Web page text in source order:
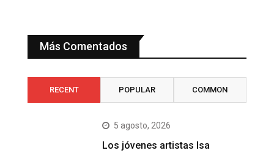
Más Comentados
RECENT POPULAR COMMON
5 agosto, 2026
Los jóvenes artistas Isa